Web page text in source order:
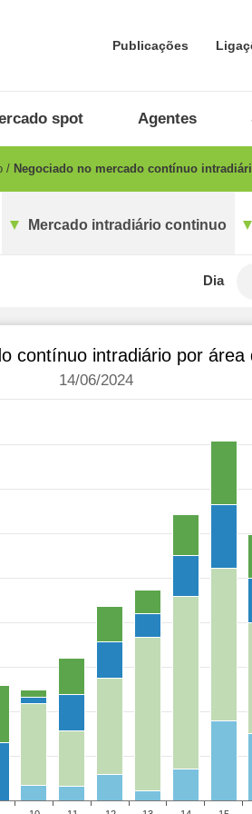
Publicações
spot Agentes
Negociado no mercado contínuo
Mercado intradiário continuo
Dia
contínuo intradiário por área
14/06/2024